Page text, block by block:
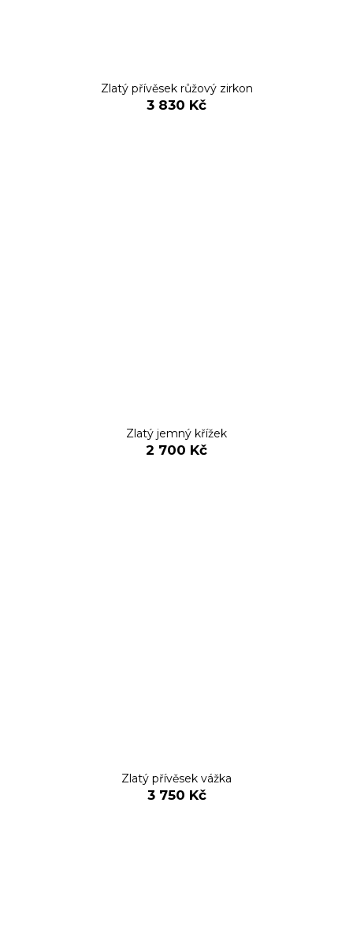
Zlatý přívěsek růžový zirkon
3 830 Kč
Zlatý jemný křížek
2 700 Kč
Zlatý přívěsek vážka
3 750 Kč